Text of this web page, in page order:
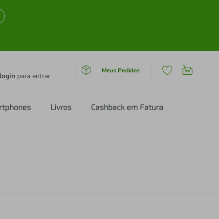
login para entrar
Meus Pedidos
Livros Cashback em Fatura